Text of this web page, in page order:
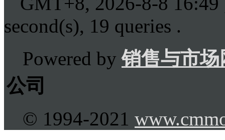
second(s), 19 queries .
Powered by销售与市场
公司
© 1994-2021